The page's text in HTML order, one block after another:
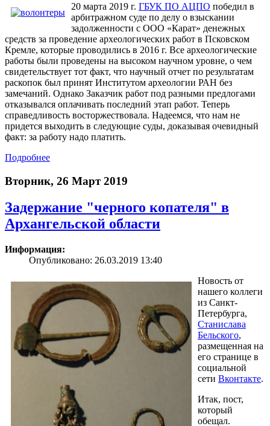
20 марта 2019 г. ГБУК ПО АЦПО победил в
арбитражном суде по делу о взыскании
задолженности с ООО «Карат» денежных
средств за проведение археологических работ в Псковском
Кремле, которые проводились в 2016 г. Все археологические
работы были проведены на высоком научном уровне, о чем
свидетельствует тот факт, что научный отчет по результатам
раскопок был принят Институтом археологии РАН без
замечаний. Однако Заказчик работ под разными предлогами
отказывался оплачивать последний этап работ. Теперь
справедливость восторжествовала. Надеемся, что нам не
придется выходить в следующие суды, доказывая очевидный
факт: за работу надо платить.
Подробнее
Вторник, 26 Март 2019
Задержание "черного копателя" в
Архангельской области
Информация:
Опубликовано: 26.03.2019 13:40
Новость от
нашего коллеги
из Санкт-
Петербурга,
Станислава
Бельского,
размещенная на
его странице в
социальной
сети Вконтакте.
Итак, пост,
который
обещал.